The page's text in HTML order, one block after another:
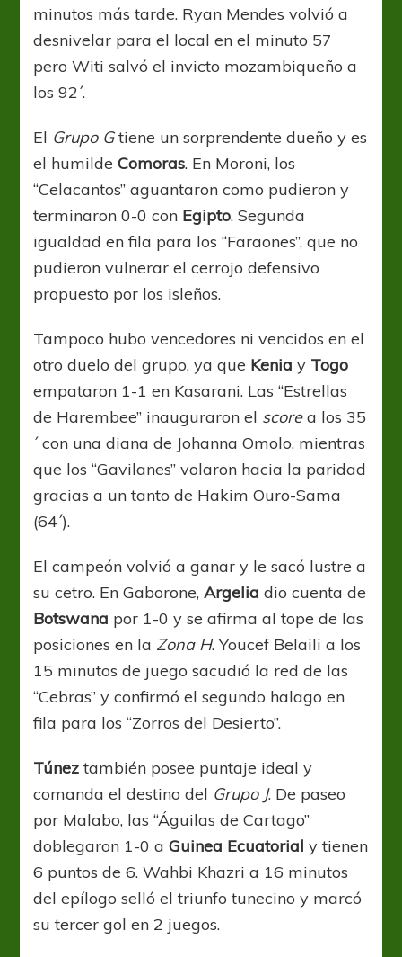
minutos más tarde. Ryan Mendes volvió a
desnivelar para el local en el minuto 57
pero Witi salvó el invicto mozambiqueño a
los 92´.
El Grupo Gtiene un sorprendente dueño y es
el humildeComoras. En Moroni, los
“Celacantos” aguantaron como pudieron y
terminaron 0-0 con Egipto. Segunda
igualdad en fila para los “Faraones”, que no
pudieron vulnerar el cerrojo defensivo
propuesto por los isleños.
Tampoco hubo vencedores ni vencidos en el
otro duelo del grupo, ya que Kenia y Togo
empataron 1-1 en Kasarani. Las “Estrellas
de Harembee” inauguraron el scorea los 35
´ con una diana de Johanna Omolo, mientras
que los “Gavilanes” volaron hacia la paridad
gracias a un tanto de Hakim Ouro-Sama
(64´).
El campeón volvió a ganar y le sacó lustre a
su cetro. En Gaborone,Argelia dio cuenta de
Botswana por 1-0 y se afirma al tope de las
posiciones en la Zona H. Youcef Belaili a los
15 minutos de juego sacudió la red de las
“Cebras” y confirmó el segundo halago en
fila para los “Zorros del Desierto”.
Túnez también posee puntaje ideal y
comanda el destino del Grupo J. De paseo
por Malabo, las “Águilas de Cartago”
doblegaron 1-0 aGuinea Ecuatorial y tienen
6 puntos de 6. Wahbi Khazri a 16 minutos
del epílogo selló el triunfo tunecino y marcó
su tercer gol en 2 juegos.